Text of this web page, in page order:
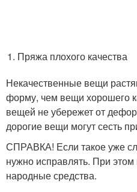
Пряжа плохого качества
Некачественные вещи
форму, чем вещи хорошего
вещей не убережет от
дорогие вещи могут сесть
СПРАВКА! Если такое уже
нужно исправлять. При
народные средства.